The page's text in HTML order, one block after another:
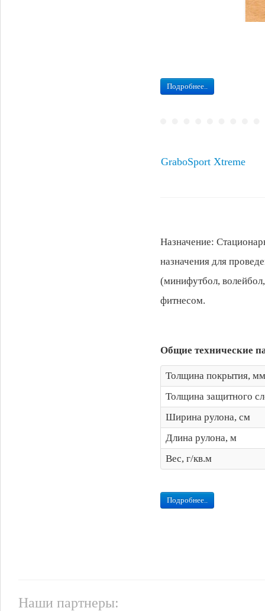
Подробнее..
GraboSport Xtreme
Назначение:
назначения для
(минифутбол,
фитнесом.
Общие технические
Толщина покрытия, мм
Толщина защитного
Ширина рулона, см
Длина рулона, м
Вес, г/кв.м
Подробнее..
Наши партнеры: